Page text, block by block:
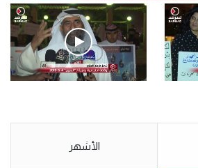
فيديو
في ساحة الإرادة 4-5-2019.
نبيع مخدرات يعني ولا خمر؟!.
الأشهر